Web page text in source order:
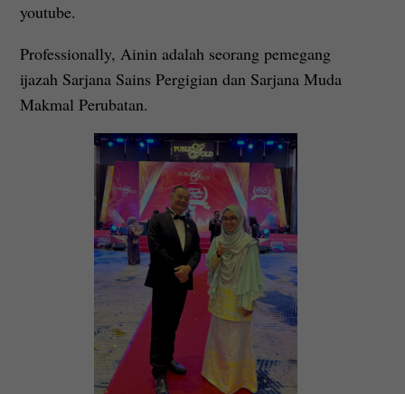
youtube.
Professionally, Ainin adalah seorang pemegang
ijazah Sarjana Sains Pergigian dan Sarjana Muda
Makmal Perubatan.